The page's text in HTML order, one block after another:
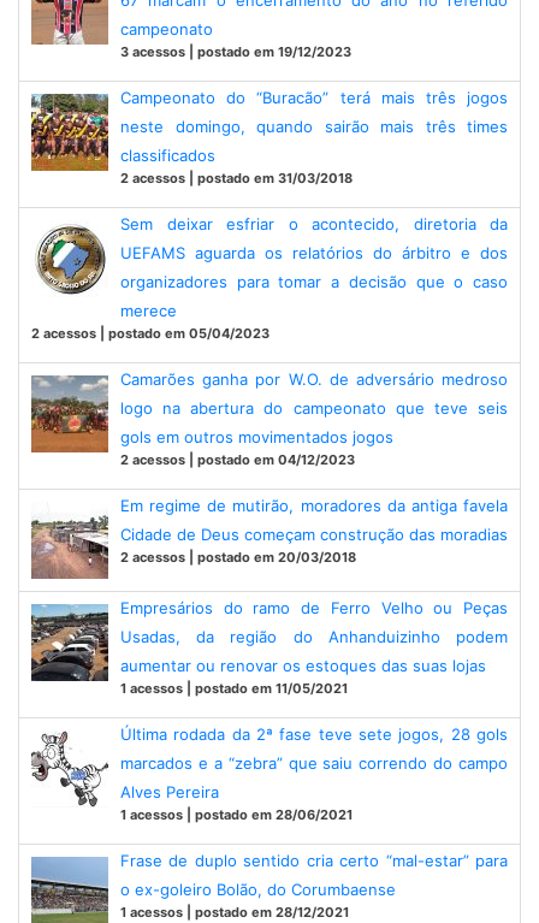
campeonato
3 acessos | postado em 19/12/2023
Campeonato do “Buracão” terá mais três jogos
neste domingo, quando sairão mais três times
classificados
2 acessos | postado em 31/03/2018
Sem deixar esfriar o acontecido, diretoria da
UEFAMS aguarda os relatórios do árbitro e dos
organizadores para tomar a decisão que o caso
merece
2 acessos | postado em 05/04/2023
Camarões ganha por W.O. de adversário medroso
logo na abertura do campeonato que teve seis
gols em outros movimentados jogos
2 acessos | postado em 04/12/2023
Em regime de mutirão, moradores da antiga favela
Cidade de Deus começam construção das moradias
2 acessos | postado em 20/03/2018
Empresários do ramo de Ferro Velho ou Peças
Usadas, da região do Anhanduizinho podem
aumentar ou renovar os estoques das suas lojas
1 acessos | postado em 11/05/2021
Última rodada da 2ª fase teve sete jogos, 28 gols
marcados e a “zebra” que saiu correndo do campo
Alves Pereira
1 acessos | postado em 28/06/2021
Frase de duplo sentido cria certo “mal-estar” para
o ex-goleiro Bolão, do Corumbaense
1 acessos | postado em 28/12/2021